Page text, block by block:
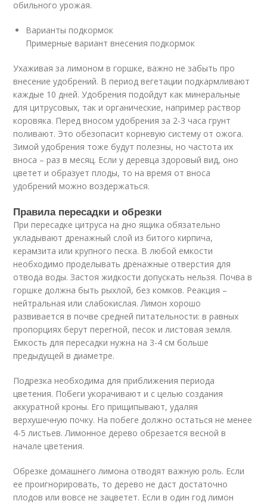
обильного урожая.
Варианты подкормок
Примерные вариант внесения подкормок
Ухаживая за лимоном в горшке, важно не забыть про
внесение удобрений. В период вегетации подкармливают
каждые 10 дней. Удобрения подойдут как минеральные
для цитрусовых, так и органические, например раствор
коровяка. Перед вносом удобрения за 2-3 часа грунт
поливают. Это обезопасит корневую систему от ожога.
Зимой удобрения тоже будут полезны, но частота их
вноса – раз в месяц. Если у деревца здоровый вид, оно
цветет и образует плоды, то на время от вноса
удобрений можно воздержаться.
Правила пересадки и обрезки
При пересадке цитруса на дно ящика обязательно
укладывают дренажный слой из битого кирпича,
керамзита или крупного песка. В любой емкости
необходимо проделывать дренажные отверстия для
отвода воды. Застоя жидкости допускать нельзя. Почва в
горшке должна быть рыхлой, без комков. Реакция –
нейтральная или слабокислая. Лимон хорошо
развивается в почве средней питательности: в равных
пропорциях берут перегной, песок и листовая земля.
Емкость для пересадки нужна на 3-4 см больше
предыдущей в диаметре.
Подрезка необходима для приближения периода
цветения. Побеги укорачивают и с целью создания
аккуратной кроны. Его прищипывают, удаляя
верхушечную почку. На побеге должно остаться не менее
4-5 листьев. Лимонное дерево обрезается весной в
начале цветения.
Обрезке домашнего лимона отводят важную роль. Если
ее проигнорировать, то дерево не даст достаточно
плодов или вовсе не зацветет. Если в один год лимон